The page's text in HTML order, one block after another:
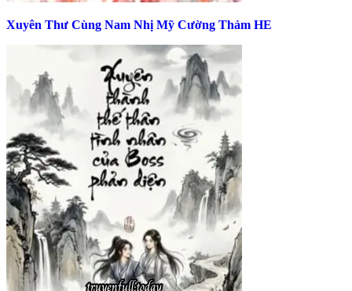
Xuyên Thư Cùng Nam Nhị Mỹ Cường Thảm HE